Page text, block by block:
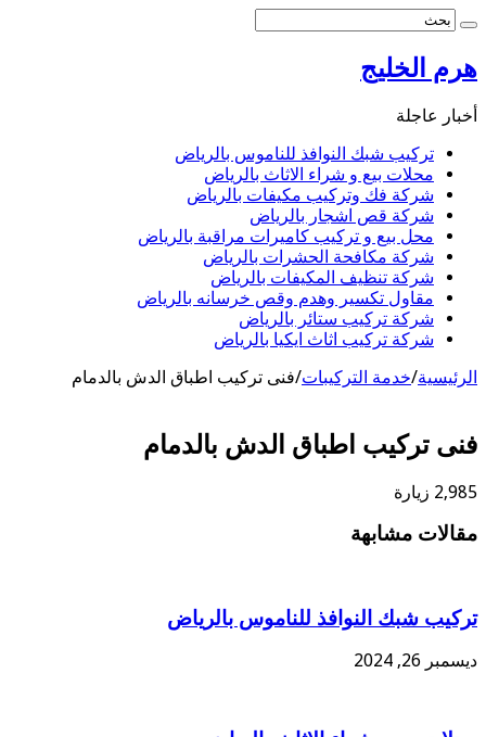
هرم الخليج
أخبار عاجلة
تركيب شبك النوافذ للناموس بالرياض
محلات بيع و شراء الاثاث بالرياض
شركة فك وتركيب مكيفات بالرياض
شركة قص اشجار بالرياض
محل بيع و تركيب كاميرات مراقبة بالرياض
شركة مكافحة الحشرات بالرياض
شركة تنظيف المكيفات بالرياض
مقاول تكسير وهدم وقص خرسانه بالرياض
شركة تركيب ستائر بالرياض
شركة تركيب اثاث ايكيا بالرياض
الرئيسية/خدمة التركيبات/فنى تركيب اطباق الدش بالدمام
فنى تركيب اطباق الدش بالدمام
2,985 زيارة
مقالات مشابهة
تركيب شبك النوافذ للناموس بالرياض
ديسمبر 26, 2024